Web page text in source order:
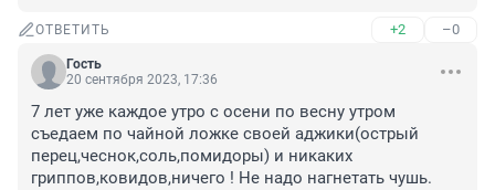
ОТВЕТИТЬ +2 –0
Гость
20 сентября 2023, 17:36
7 лет уже каждое утро с осени по весну утром
съедаем по чайной ложке своей аджики(острый
перец,чеснок,соль,помидоры) и никаких
гриппов,ковидов,ничего ! Не надо нагнетать чушь.